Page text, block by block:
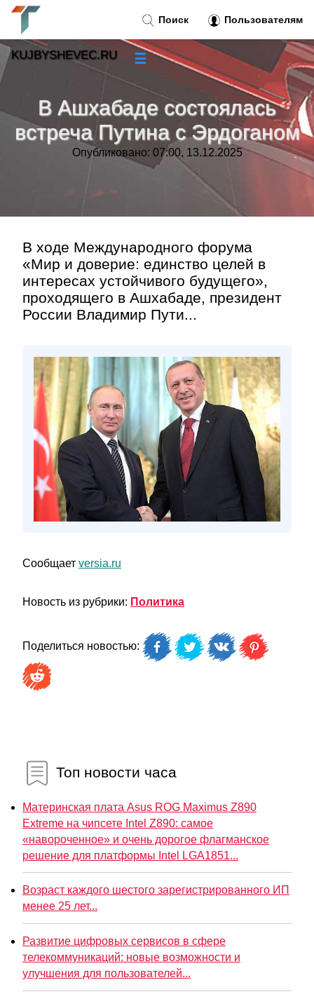
В Ашхабаде состоялась
встреча Путина с Эрдоганом
Опубликовано: 07:00, 13.12.2025
В ходе Международного форума
«Мир и доверие: единство целей в
интересах устойчивого будущего»,
проходящего в Ашхабаде, президент
России Владимир Пути...
Сообщает versia.ru
Новость из рубрики: Политика
Поделиться новостью:
Топ новости часа
Материнская плата Asus ROG Maximus Z890
Extreme на чипсете Intel Z890: самое
«навороченное» и очень дорогое флагманское
решение для платформы Intel LGA1851...
Возраст каждого шестого зарегистрированного ИП
менее 25 лет...
Развитие цифровых сервисов в сфере
телекоммуникаций: новые возможности и
улучшения для пользователей...
Поиск Пользователям
KUJBYSHEVEC.RU ☰
»
Тренды новостей»
»
Контакт»